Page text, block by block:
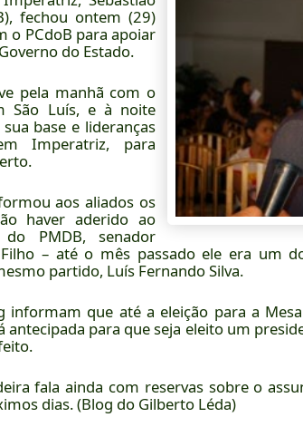
fechou ontem (29)
o PCdoB para apoiar
do Estado.
pela manhã com o
São Luís, e à noite
base e lideranças
Imperatriz, para
aos aliados os
haver aderido ao
do PMDB, senador
– até o mês passado ele era um
partido, Luís Fernando Silva.
informam que até a eleição para a
antecipada para que seja eleito um
fala ainda com reservas sobre o
dias. (Blog do Gilberto Léda)